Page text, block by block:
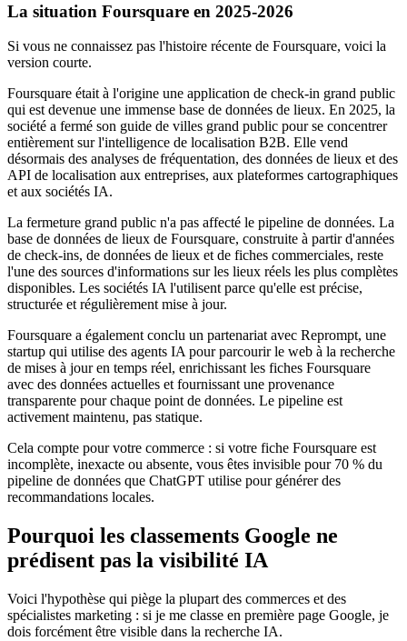
La situation Foursquare en 2025-2026
Si vous ne connaissez pas l'histoire récente de Foursquare, voici la
version courte.
Foursquare était à l'origine une application de check-in grand public
qui est devenue une immense base de données de lieux. En 2025, la
société a fermé son guide de villes grand public pour se concentrer
entièrement sur l'intelligence de localisation B2B. Elle vend
désormais des analyses de fréquentation, des données de lieux et des
API de localisation aux entreprises, aux plateformes cartographiques
et aux sociétés IA.
La fermeture grand public n'a pas affecté le pipeline de données. La
base de données de lieux de Foursquare, construite à partir d'années
de check-ins, de données de lieux et de fiches commerciales, reste
l'une des sources d'informations sur les lieux réels les plus complètes
disponibles. Les sociétés IA l'utilisent parce qu'elle est précise,
structurée et régulièrement mise à jour.
Foursquare a également conclu un partenariat avec Reprompt, une
startup qui utilise des agents IA pour parcourir le web à la recherche
de mises à jour en temps réel, enrichissant les fiches Foursquare
avec des données actuelles et fournissant une provenance
transparente pour chaque point de données. Le pipeline est
activement maintenu, pas statique.
Cela compte pour votre commerce : si votre fiche Foursquare est
incomplète, inexacte ou absente, vous êtes invisible pour 70 % du
pipeline de données que ChatGPT utilise pour générer des
recommandations locales.
Pourquoi les classements Google ne
prédisent pas la visibilité IA
Voici l'hypothèse qui piège la plupart des commerces et des
spécialistes marketing : si je me classe en première page Google, je
dois forcément être visible dans la recherche IA.